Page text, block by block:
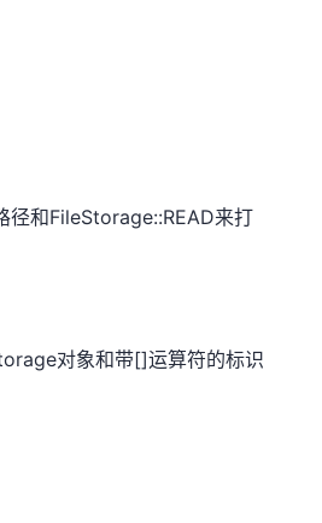
径和FileStorage::READ来打
对象和带[]运算符的标识